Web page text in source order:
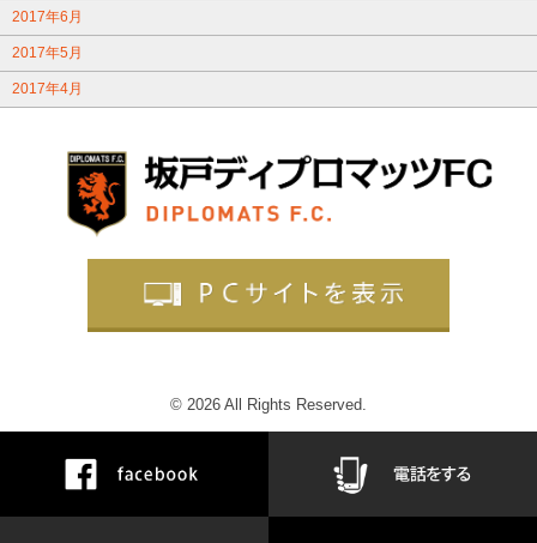
2017年6月
2017年5月
2017年4月
© 2026 All Rights Reserved.